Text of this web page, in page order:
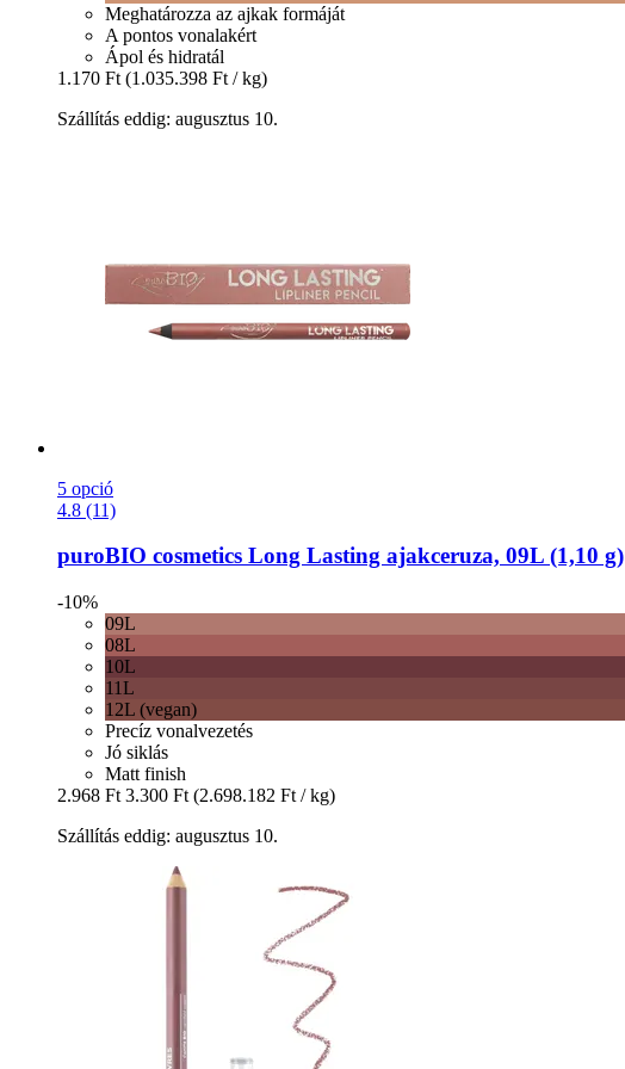
Meghatározza az ajkak formáját
A pontos vonalakért
Ápol és hidratál
1.170 Ft (1.035.398 Ft / kg)
Szállítás eddig: augusztus 10.
5 opció
4.8 (11)
puroBIO cosmetics Long Lasting ajakceruza, 09L (1,10 g)
-10%
09L
08L
10L
11L
12L (vegan)
Precíz vonalvezetés
Jó siklás
Matt finish
2.968 Ft 3.300 Ft (2.698.182 Ft / kg)
Szállítás eddig: augusztus 10.